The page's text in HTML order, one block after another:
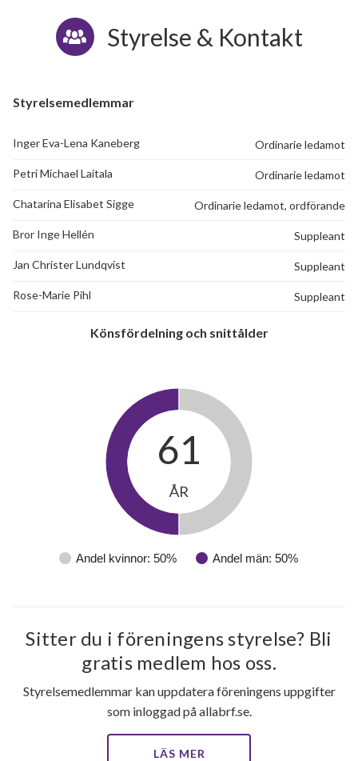
Styrelse & Kontakt
Styrelsemedlemmar
Inger Eva-Lena Kaneberg Ordinarie ledamot
Petri Michael Laitala Ordinarie ledamot
Chatarina Elisabet Sigge Ordinarie ledamot, ordförande
Bror Inge Hellén Suppleant
Jan Christer Lundqvist Suppleant
Rose-Marie Pihl Suppleant
Könsfördelning och snittålder
Andel kvinnor: 50% Andel män: 50%
61
ÅR
Sitter du i föreningens styrelse? Bli
gratis medlem hos oss.
Styrelsemedlemmar kan uppdatera föreningens uppgifter
som inloggad på allabrf.se.
LÄS MER